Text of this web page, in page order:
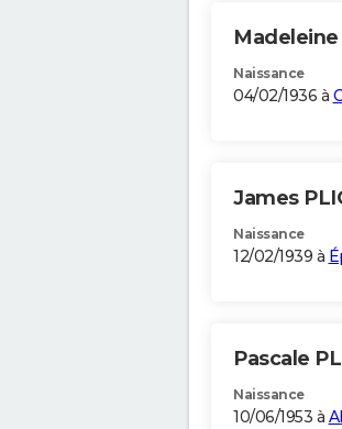
Madeleine
Naissance
04/02/1936 à
James
Naissance
12/02/1939 à
Pascale
Naissance
10/06/1953 à